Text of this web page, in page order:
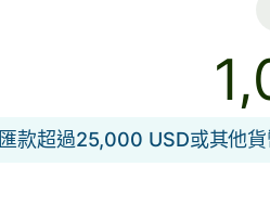
匯款超過25,000 USD或其他貨